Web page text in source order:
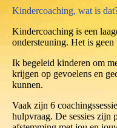
Kindercoaching, wat is
Kindercoaching is een
ondersteuning. Het is geen
Ik begeleid kinderen om
krijgen op gevoelens en
kunnen.
Vaak zijn 6
hulpvraag. De sessies zijn